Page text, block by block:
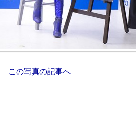
この写真の記事へ